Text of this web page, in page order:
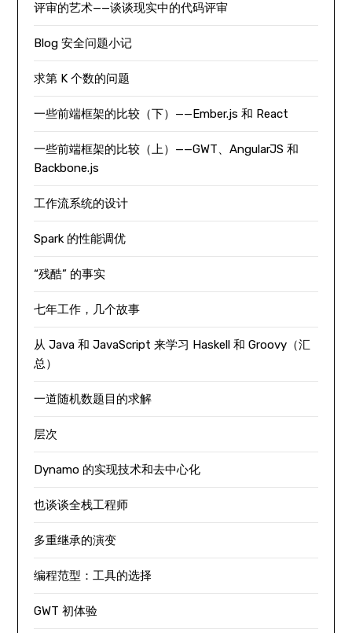
评审的艺术——谈谈现实中的代码评审
Blog 安全问题小记
求第 K 个数的问题
一些前端框架的比较（下）——Ember.js 和 React
一些前端框架的比较（上）——GWT、AngularJS 和
Backbone.js
工作流系统的设计
Spark 的性能调优
“残酷” 的事实
七年工作，几个故事
从 Java 和 JavaScript 来学习 Haskell 和 Groovy（汇
总）
一道随机数题目的求解
层次
Dynamo 的实现技术和去中心化
也谈谈全栈工程师
多重继承的演变
编程范型：工具的选择
GWT 初体验